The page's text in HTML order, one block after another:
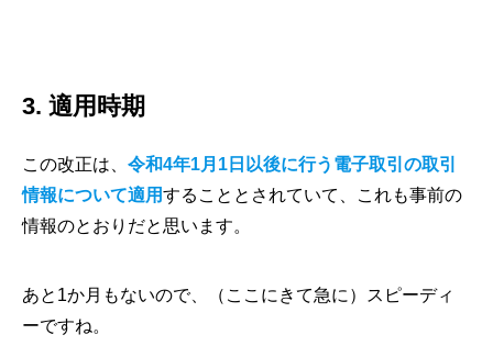
3. 適用時期
この改正は、 令和4年1月1日以後に行う電子取引の取引
情報について適用することとされていて、これも事前の
情報のとおりだと思います。
あと1か月もないので、（ここにきて急に）スピーディ
ーですね。